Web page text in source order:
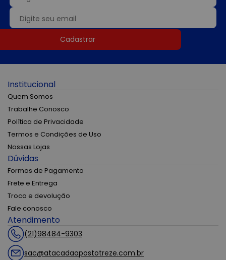
Cadastrar
Institucional
Quem Somos
Trabalhe Conosco
Política de Privacidade
Termos e Condições de Uso
Nossas Lojas
Dúvidas
Formas de Pagamento
Frete e Entrega
Troca e devolução
Fale conosco
Atendimento
(21)98484-9303
sac@atacadaopostotreze.com.br